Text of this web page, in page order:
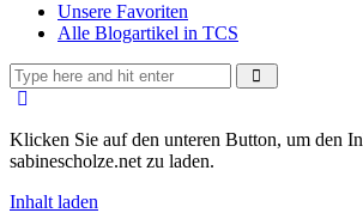
Unsere Favoriten
Alle Blogartikel in TCS
Klicken Sie auf den unteren Button, um den
sabinescholze.net zu laden.
Inhalt laden